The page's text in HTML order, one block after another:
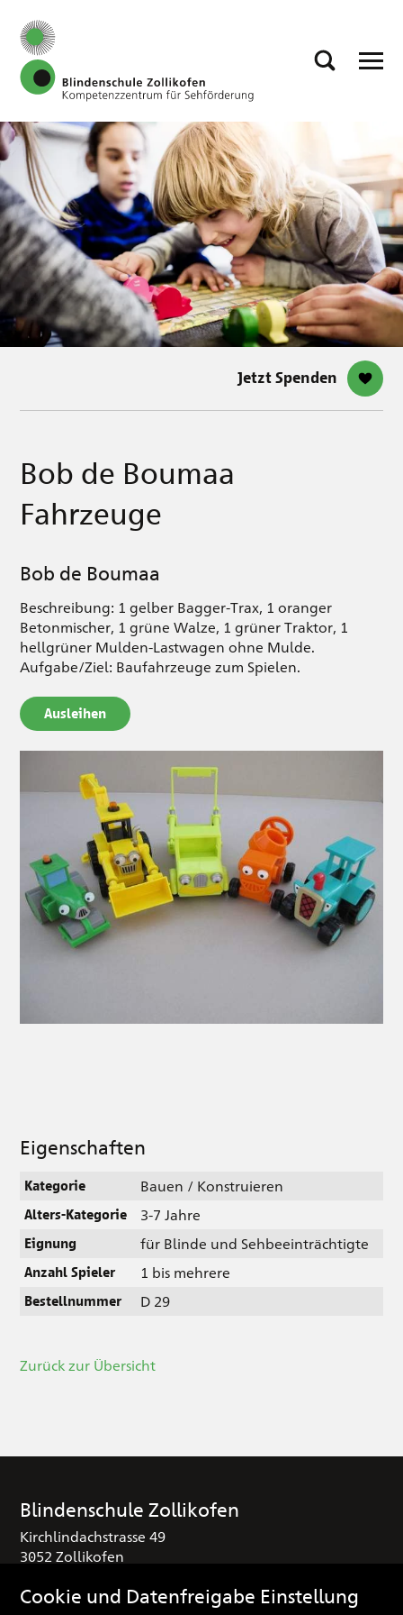
Jetzt Spenden
Bob de Boumaa
Fahrzeuge
Bob de Boumaa
Beschreibung: 1 gelber Bagger-Trax, 1 oranger
Betonmischer, 1 grüne Walze, 1 grüner Traktor, 1
hellgrüner Mulden-Lastwagen ohne Mulde.
Aufgabe/Ziel: Baufahrzeuge zum Spielen.
Ausleihen
Eigenschaften
Kategorie Bauen / Konstruieren
Alters-Kategorie 3-7 Jahre
Eignung für Blinde und Sehbeeinträchtigte
Anzahl Spieler 1 bis mehrere
Bestellnummer D 29
Zurück zur Übersicht
Blindenschule Zollikofen
Kirchlindachstrasse 49
3052 Zollikofen
sekretariat
blindenschule.ch
Cookie und Datenfreigabe Einstellung